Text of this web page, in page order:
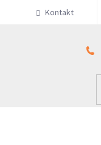
Kontakt
+48 61 815 00 86